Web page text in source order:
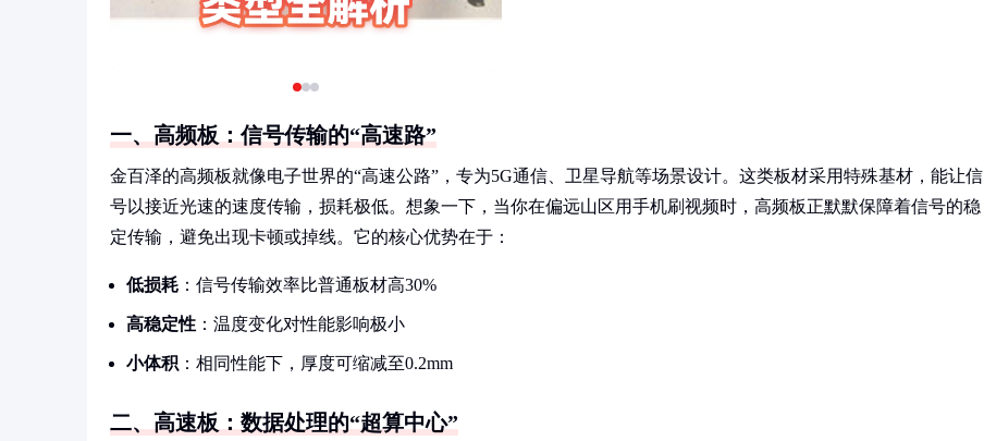
一、高频板：信号传输的“高速路”
金百泽的高频板就像电子世界的“高速公路”，专为5G通信、卫星导航等场景设计。这类板材采用特殊基材，能让信
号以接近光速的速度传输，损耗极低。想象一下，当你在偏远山区用手机刷视频时，高频板正默默保障着信号的稳
定传输，避免出现卡顿或掉线。它的核心优势在于：
低损耗 ：信号传输效率比普通板材高30%
高稳定性 ：温度变化对性能影响极小
小体积 ：相同性能下，厚度可缩减至0.2mm
二、高速板：数据处理的“超算中心”